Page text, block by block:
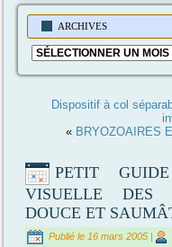
ARCHIVES
Archives
Dispositif à col
« BRYOZOAIRES
PETIT GUIDE
VISUELLE DES
DOUCE ET
Publié le 16 mars 2005